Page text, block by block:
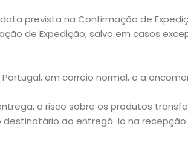
prevista na Confirmação de
de Expedição, salvo em casos
em correio normal, e a
o risco sobre os produtos
ao entregá-lo na recepção